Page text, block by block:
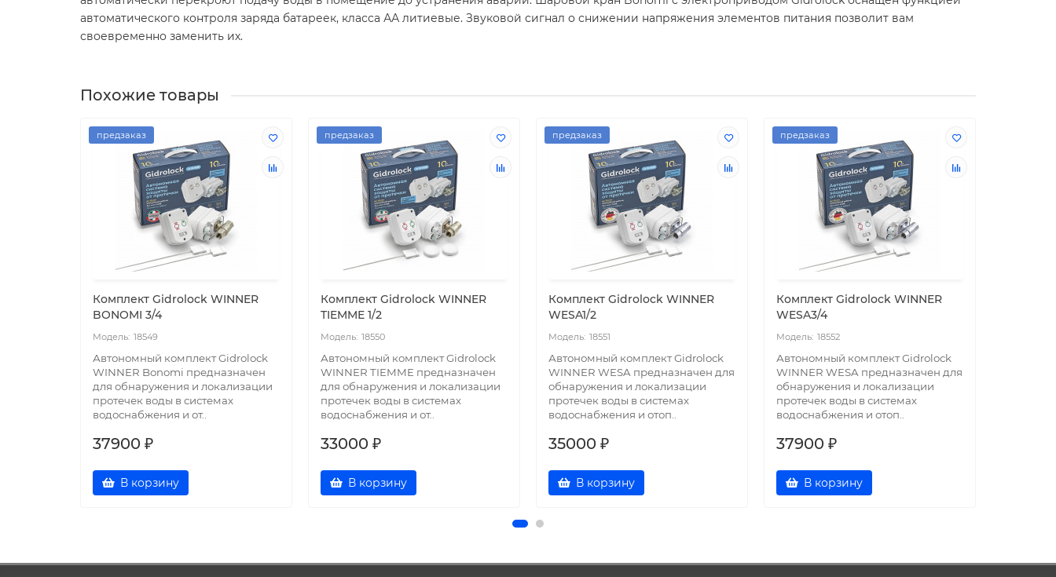
автоматического контроля заряда батареек, класса АА литиевые. Звуковой сигнал о снижении напряжения элементов питания позволит вам
своевременно заменить их.
Похожие товары
предзаказ
Комплект Gidrоlock WINNER
BONOMI 3/4
18549
Автономный комплект Gidrоlock
WINNER Bonomi предназначен
для обнаружения и локализации
протечек воды в системах
водоснабжения и от..
37900 ₽
В корзину
предзаказ
Комплект Gidrоlock WINNER
TIEMME 1/2
18550
Автономный комплект Gidrоlock
WINNER TIEMME предназначен
для обнаружения и локализации
протечек воды в системах
водоснабжения и от..
33000 ₽
В корзину
предзаказ
Комплект Gidrоlock WINNER
WESA1/2
18551
Автономный комплект Gidrоlock
WINNER WESA предназначен для
обнаружения и локализации
протечек воды в системах
водоснабжения и отоп..
35000 ₽
В корзину
предзаказ
Комплект Gidrоlock WINNER
WESA3/4
18552
Автономный комплект Gidrоlock
WINNER WESA предназначен для
обнаружения и локализации
протечек воды в системах
водоснабжения и отоп..
37900 ₽
В корзину